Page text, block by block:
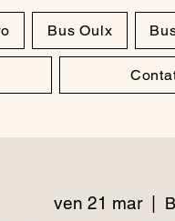
Bus Oulx
ven 21 mar
  |